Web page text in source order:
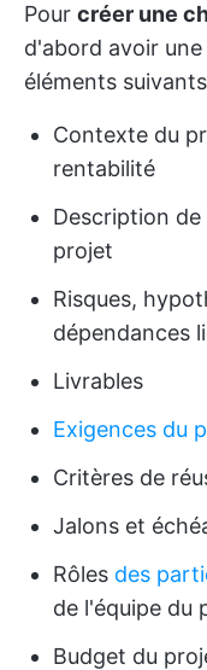
Pour créer une
d'abord avoir
éléments
Contexte du
rentabilité
Description
projet
Risques,
dépendances
Livrables
Exigences du
Critères de
Jalons et
Rôles des
de l'équipe du
Budget du